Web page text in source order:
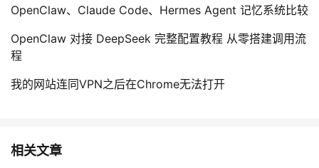
OpenClaw、Claude Code、Hermes Agent 记忆系统比较
OpenClaw 对接 DeepSeek 完整配置教程 从零搭建调用流
程
我的网站连同VPN之后在Chrome无法打开
相关文章